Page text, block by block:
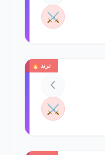
⚔️
ترند 🔥
⚔️